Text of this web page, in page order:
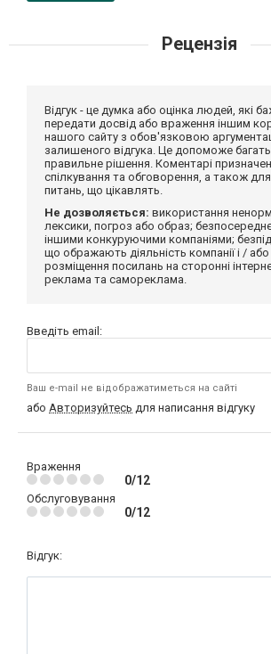
Рецензія
Відгук - це думка або оцінка людей, які
передати досвід або враження іншим
нашого сайту з обов'язковою
залишеного відгука. Це допоможе
правильне рішення. Коментарі
спілкування та обговорення, а також
питань, що цікавлять.
Не дозволяється: використання
лексики, погроз або образ;
іншими конкуруючими компаніями;
що ображають діяльність компанії і / або
розміщення посилань на сторонні
реклама та самореклама.
Введіть email:
Ваш e-mail не відображатиметься на сайті
або Авторизуйтесь для написання відгуку
Враження
0/12
Обслуговування
0/12
Відгук: